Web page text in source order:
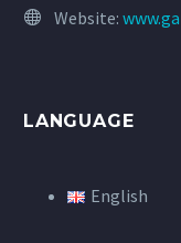
Website:
LANGUAGE
English